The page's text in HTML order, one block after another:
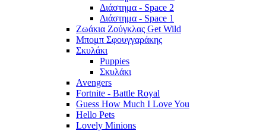
Διάστημα - Space 2
Διάστημα - Space 1
Ζωάκια Ζούγκλας Get Wild
Μπομπ Σφουγγαράκης
Σκυλάκι
Puppies
Σκυλάκι
Avengers
Fortnite - Battle Royal
Guess How Much I Love You
Hello Pets
Lovely Minions